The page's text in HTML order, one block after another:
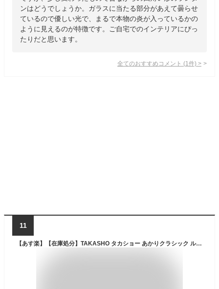
ンはどうでしょうか。ガラスに当たる部分があえて曇らせ
ているので優しい光で、まるで本物の炎が入っているかの
ように見えるのが特徴です。ご自宅でのインテリアにぴっ
たりだと思います。
全てのおすすめコメント (1 件) >
11
【あす楽】【在庫処分】TAKASHO タカショー あかりクラシック ルミエールランタン キャメル LGS-125【KK9N0D18P】